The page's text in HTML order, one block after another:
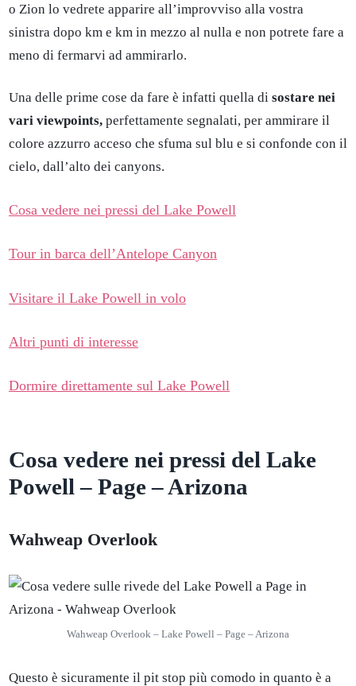
o Zion lo vedrete apparire all’improvviso alla vostra
sinistra dopo km e km in mezzo al nulla e non potrete fare a
meno di fermarvi ad ammirarlo.
Una delle prime cose da fare è infatti quella di sostare nei
vari viewpoints, perfettamente segnalati, per ammirare il
colore azzurro acceso che sfuma sul blu e si confonde con il
cielo, dall’alto dei canyons.
Cosa vedere nei pressi del Lake Powell
Tour in barca dell’Antelope Canyon
Visitare il Lake Powell in volo
Altri punti di interesse
Dormire direttamente sul Lake Powell
Cosa vedere nei pressi del Lake
Powell – Page – Arizona
Wahweap Overlook
Wahweap Overlook – Lake Powell – Page – Arizona
Questo è sicuramente il pit stop più comodo in quanto è a